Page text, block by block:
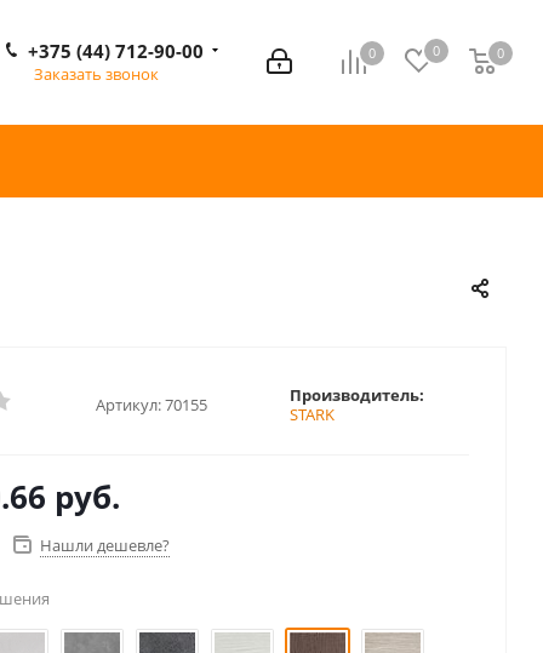
0 0 0
0
+375 (44) 712-90-00
Заказать звонок
Артикул:70155
Производитель:
STARK
руб.
Нашли дешевле?